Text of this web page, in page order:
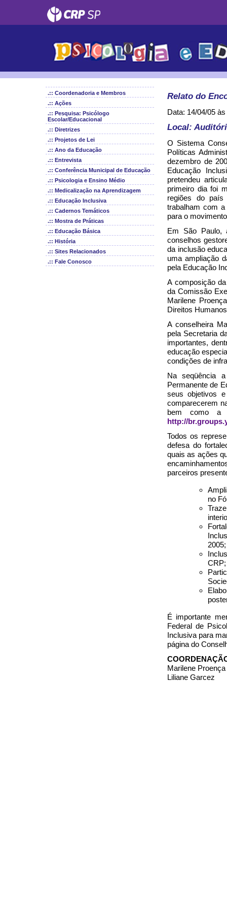
.:: Coordenadoria e Membros
.:: Ações
.:: Pesquisa: Psicólogo
Escolar/Educacional
.:: Diretrizes
.:: Projetos de Lei
.:: Ano da Educação
.:: Entrevista
.:: Conferência Municipal de Educação
.:: Psicologia e Ensino Médio
.:: Medicalização na Aprendizagem
.:: Educação Inclusiva
.:: Cadernos Temáticos
.:: Mostra de Práticas
.:: Educação Básica
.:: História
.:: Sites Relacionados
.:: Fale Conosco
Relato do
Data: 14/04/05
Local:
O Sistema
Políticas
dezembro de
Educação
pretendeu
primeiro dia foi
regiões do país
trabalham com
para o
Em São Paulo,
conselhos
da inclusão
uma ampliação
pela Educação
A composição
da Comissão
Marilene
Direitos
A conselheira
pela Secretaria
importantes,
educação
condições de
Na seqüência
Permanente de
seus objetivos
comparecerem
bem como a
http://
Todos os
defesa do
quais as ações
parceiros
no
2005;
CRP;
É importante
Federal de
Inclusiva para
página do
Marilene
Liliane Garcez